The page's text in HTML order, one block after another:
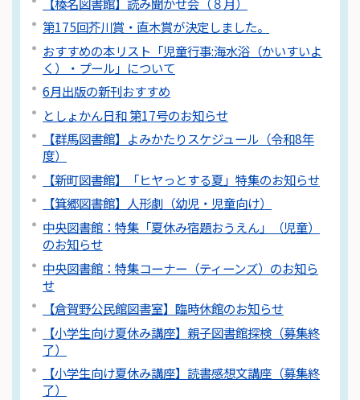
第175回芥川賞・直木賞が決定しました。
おすすめの本リスト「児童行事:海水浴（かいすいよ
く）・プール」について
6月出版の新刊おすすめ
としょかん日和 第17号のお知らせ
【群馬図書館】よみかたりスケジュール（令和8年
度）
【新町図書館】「ヒヤっとする夏」特集のお知らせ
【箕郷図書館】人形劇（幼児・児童向け）
中央図書館：特集「夏休み宿題おうえん」（児童）
のお知らせ
中央図書館：特集コーナー（ティーンズ）のお知ら
せ
【倉賀野公民館図書室】臨時休館のお知らせ
【小学生向け夏休み講座】親子図書館探検（募集終
了）
【小学生向け夏休み講座】読書感想文講座（募集終
了）